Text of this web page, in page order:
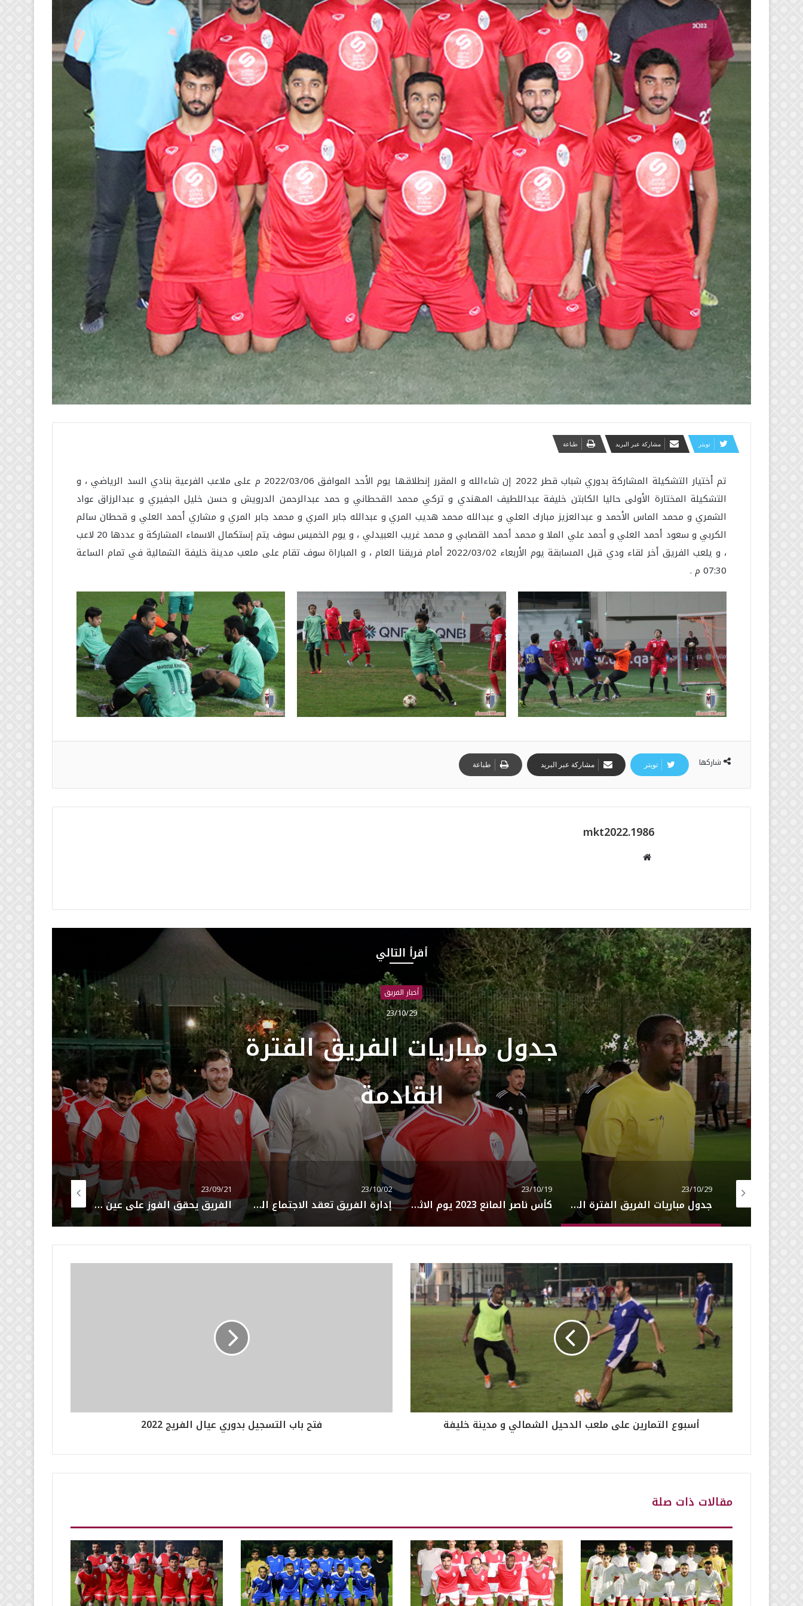
تويتر مشاركة عبر البريد طباعة
تم أختيار التشكيلة المشاركة بدوري شباب قطر 2022 إن شاءالله و المقرر إنطلاقها يوم الأحد الموافق 2022/03/06 م على ملاعب الفرعية بنادي السد الرياضي ، و
التشكيلة المختارة الأولى حاليا الكابتن خليفة عبداللطيف المهندي و تركي محمد القحطاني و حمد عبدالرحمن الدرويش و حسن خليل الجفيري و عبدالرزاق عواد
الشمري و محمد الماس الأحمد و عبدالعزيز مبارك العلي و عبدالله محمد هديب المري و عبدالله جابر المري و محمد جابر المري و مشاري أحمد العلي و قحطان سالم
الكربي و سعود أحمد العلي و أحمد علي الملا و محمد أحمد القصابي و محمد غريب العبيدلي ، و يوم الخميس سوف يتم إستكمال الاسماء المشاركة و عددها 20 لاعب
، و يلعب الفريق أخر لقاء ودي قبل المسابقة يوم الأربعاء 2022/03/02 أمام فريقنا العام ، و المباراة سوف تقام على ملعب مدينة خليفة الشمالية في تمام الساعة
07:30 م .
شاركها تويتر مشاركة عبر البريد طباعة
mkt2022.1986
أقرأ التالي
أخبار الفريق
23/10/19
كأس ناصر المانع 2023 يوم الاثنين
القادم إن شاءالله
23/10/19
23/10/02
إدارة الفريق تعقد الاجتماع التنسيقي لدوري القطري للهواة
23/09/21
الفريق يحقق الفوز على عين خالد 7 : 0 باللقاء الودي الرابع بالموسم
23/06/14
موسم 2023/2022 غير مرضي بنتائج الفريق ….
أسبوع التمارين على ملعب الدحيل الشمالي و مدينة خليفة فتح باب التسجيل بدوري عيال الفريج 2022
مقالات ذات صلة